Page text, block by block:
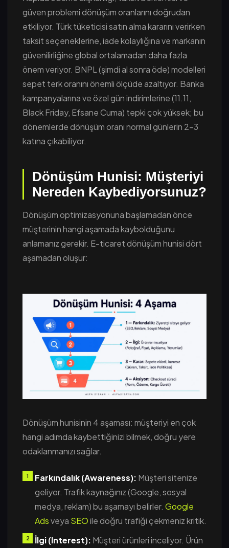
güven problemi dönüşüm oranlarını doğrudan
etkiliyor. Türk tüketicisi satın alma kararını verirken
taksit seçeneklerine, iade kolaylığına ve markanın
güvenilirliğine global ortalamadan daha fazla
önem veriyor. BNPL (şimdi al sonra öde) modelleri
sepet terk oranını önemli ölçüde azaltıyor. Banka
kampanyalarına ve özel gün indirimlerine (11.11,
Black Friday, Efsane Cuma) tepki çok yüksek; bu
dönemlerde dönüşüm oranı normal günlerin 2-3
katına çıkabiliyor.
Dönüşüm Hunisi: Müşteriyi
Nereden Kaybediyorsunuz?
Dönüşüm optimizasyonuna başlamadan önce
müşterinin hangi aşamada kaybolduğunu
anlamanız gerekir. E-ticaret dönüşüm hunisi dört
aşamadan oluşur:
Dönüşüm hunisinin 4 aşaması: müşteriyi en çok
hangi adımda kaybettiğinizi bilmek, doğru yere
odaklanmanızı sağlar.
Farkındalık (Awareness): Müşteri sitenize
geliyor. Trafik kaynağınız (Google, sosyal
medya, reklam) bu aşamayı belirler. Google
Adsveya SEOile doğru trafiği çekmeniz kritik.
İlgi (Interest): Müşteri ürünleri inceliyor. Ürün